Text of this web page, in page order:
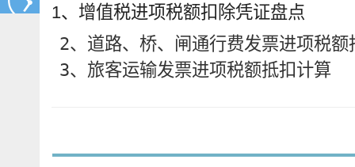
1、增值税进项税额扣除凭证盘点
2、道路、桥、闸通行费发票进项税额
3、旅客运输发票进项税额抵扣计算